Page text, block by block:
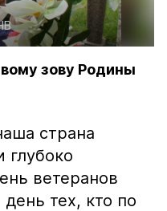
зову Родины
страна
глубоко
ветеранов
тех, кто по